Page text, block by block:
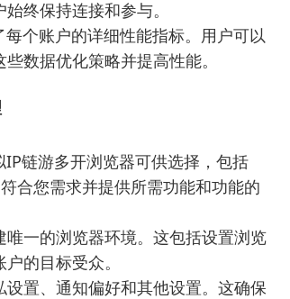
终保持连接和参与。
个账户的详细性能指标。用户可以
数据优化策略并提高性能。
链游多开浏览器可供选择，包括
合您需求并提供所需功能和功能的
一的浏览器环境。这包括设置浏览
的目标受众。
置、通知偏好和其他设置。这确保